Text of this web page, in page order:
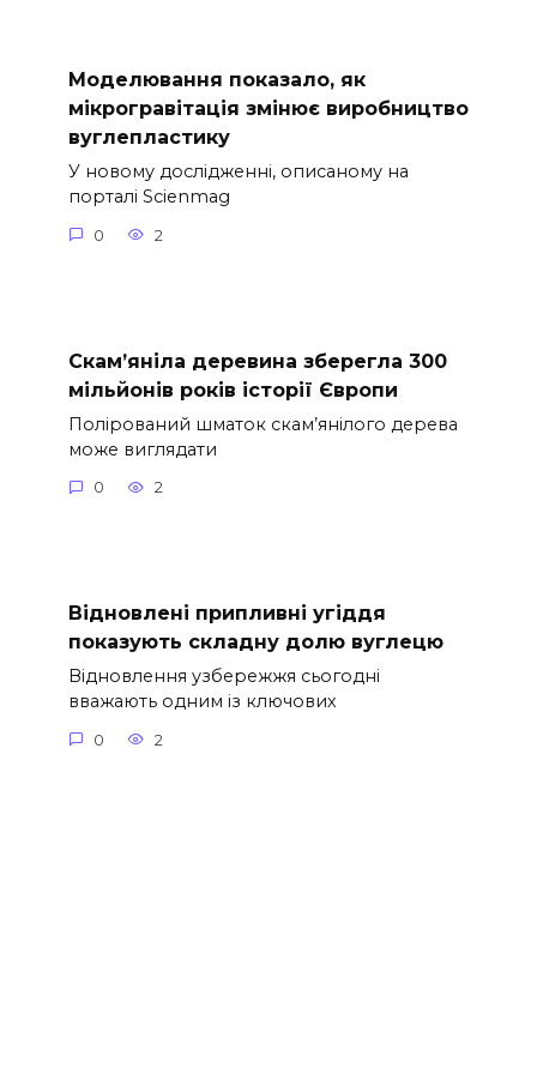
Моделювання показало, як
мікрогравітація змінює виробництво
вуглепластику
У новому дослідженні, описаному на
порталі Scienmag
0 2
Скам’яніла деревина зберегла 300
мільйонів років історії Європи
Полірований шматок скам’янілого дерева
може виглядати
0 2
Відновлені припливні угіддя
показують складну долю вуглецю
Відновлення узбережжя сьогодні
вважають одним із ключових
0 2